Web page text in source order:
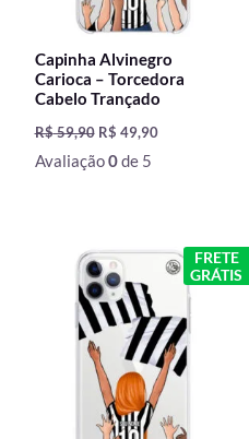
Capinha Alvinegro
Carioca – Torcedora
Cabelo Trançado
R$59,90 R$ 49,90
Avaliação0de 5
FRETE
GRÁTIS
O
preço
original
era:
R$ 59,90.
O
preço
atual
R$ 49,90.